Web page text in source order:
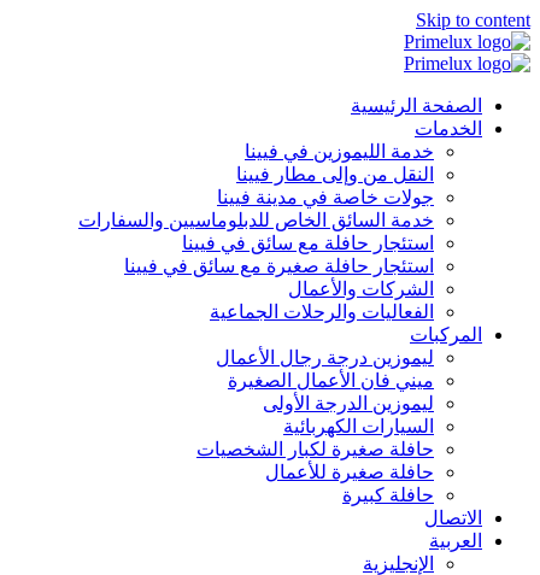
Skip to content
الصفحة الرئيسية
الخدمات
خدمة الليموزين في فيينا
النقل من وإلى مطار فيينا
جولات خاصة في مدينة فيينا
خدمة السائق الخاص للدبلوماسيين والسفارات
استئجار حافلة مع سائق في فيينا
استئجار حافلة صغيرة مع سائق في فيينا
الشركات والأعمال
الفعاليات والرحلات الجماعية
المركبات
ليموزين درجة رجال الأعمال
ميني فان الأعمال الصغيرة
ليموزين الدرجة الأولى
السيارات الكهربائية
حافلة صغيرة لكبار الشخصيات
حافلة صغيرة للأعمال
حافلة كبيرة
الاتصال
العربية
الإنجليزية